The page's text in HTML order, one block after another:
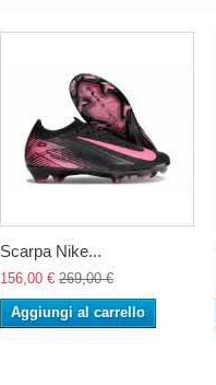
Scarpa Nike...
156,00 € 269,00 €
Aggiungi al carrello